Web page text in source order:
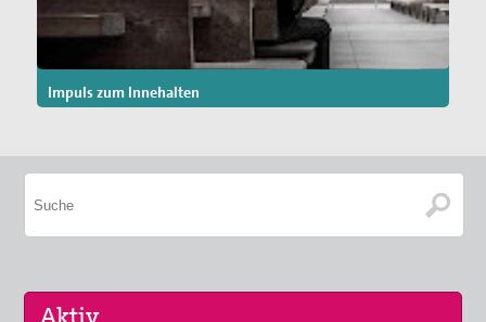
Impuls zum Innehalten